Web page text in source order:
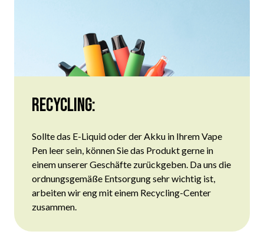
Recycling:
Sollte das E-Liquidoder derAkku in Ihrem Vape
Pen leer sein, können Sie das Produkt gerne in
einem unserer Geschäfte zurückgeben. Da uns die
ordnungsgemäße Entsorgung sehr wichtig ist,
arbeiten wir eng mit einem Recycling-Center
zusammen.